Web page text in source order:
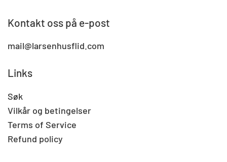
Kontakt oss på e-post
mail@larsenhusflid.com
Links
Søk
Vilkår og betingelser
Terms of Service
Refund policy